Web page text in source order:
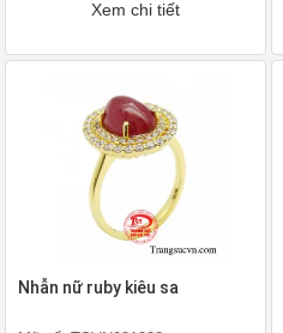
Xem chi tiết
Nhẫn nữ ruby kiêu sa